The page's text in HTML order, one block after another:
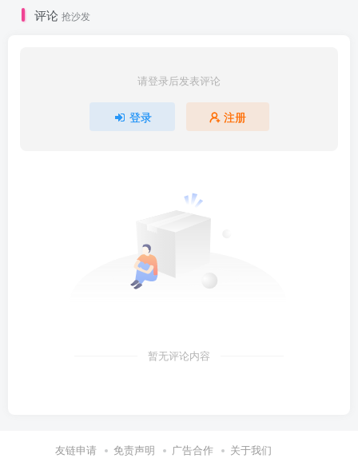
评论 抢沙发
请登录后发表评论
登录 注册
暂无评论内容
友链申请 免责声明 广告合作 关于我们